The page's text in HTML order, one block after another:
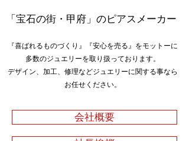
「宝石の街・甲府」のピアスメーカー
『喜ばれるものづくり』『安心を売る』をモットーに
多数のジュエリーを取り扱っております。
デザイン、加工、修理などジュエリーに関する事なら
お任せください。
会社概要